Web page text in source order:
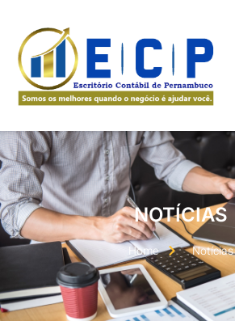
NOTÍCIAS
Home Notícias